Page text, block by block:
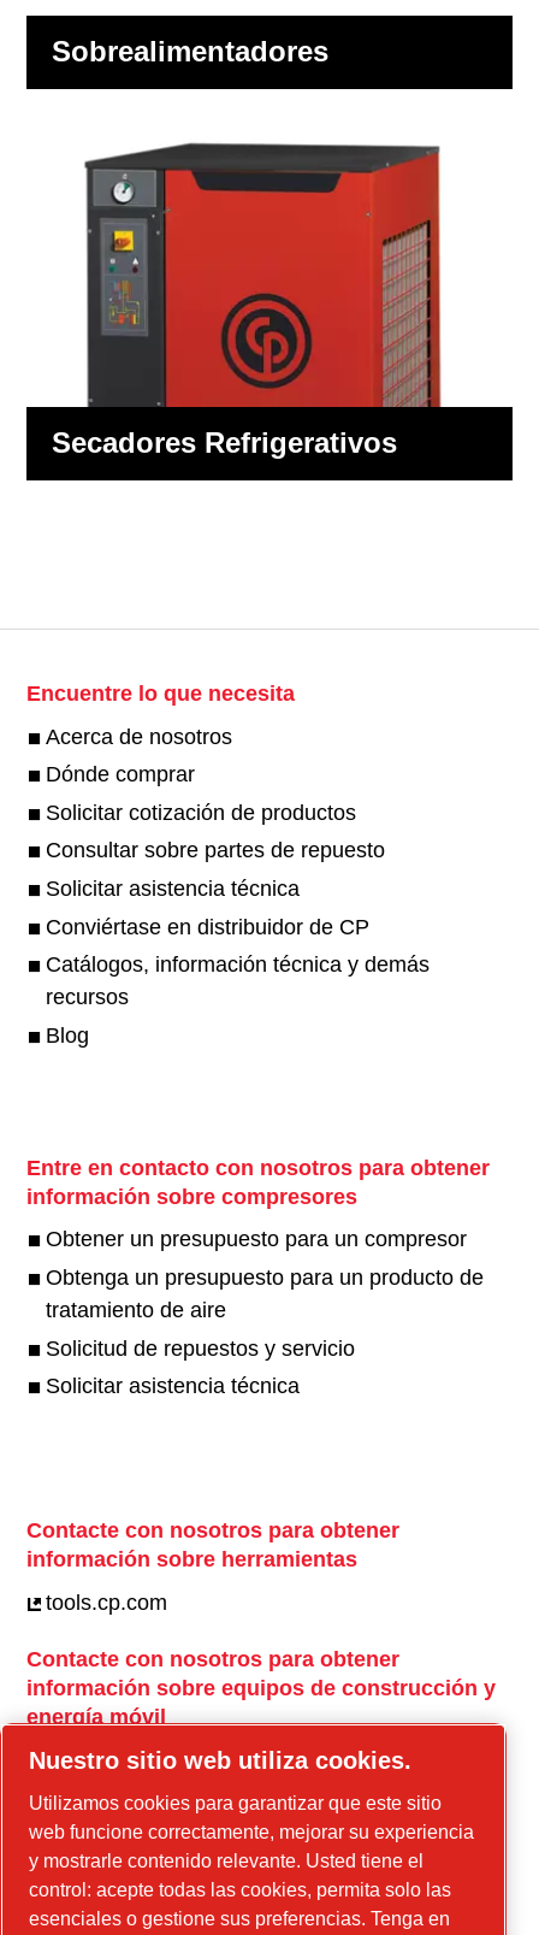
Sobrealimentadores
Secadores Refrigerativos
Encuentre lo que necesita
Acerca de nosotros
Dónde comprar
Solicitar cotización de productos
Consultar sobre partes de repuesto
Solicitar asistencia técnica
Conviértase en distribuidor de CP
Catálogos, información técnica y demás
recursos
Blog
Entre en contacto con nosotros para obtener
información sobre compresores
Obtener un presupuesto para un compresor
Obtenga un presupuesto para un producto de
tratamiento de aire
Solicitud de repuestos y servicio
Solicitar asistencia técnica
Contacte con nosotros para obtener
información sobre herramientas
tools.cp.com
Contacte con nosotros para obtener
información sobre equipos de construcción y
energía móvil
power-technique.cp.com
Instagram
Facebook
Nuestro sitio web utiliza cookies.
Utilizamos cookies para garantizar que este sitio
web funcione correctamente, mejorar su experiencia
y mostrarle contenido relevante. Usted tiene el
control: acepte todas las cookies, permita solo las
esenciales o gestione sus preferencias. Tenga en